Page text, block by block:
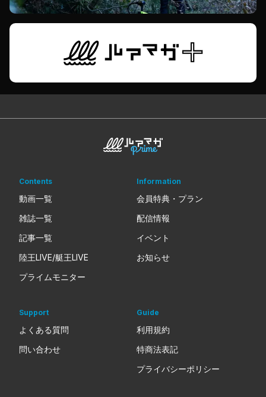
Contents
動画一覧
雑誌一覧
記事一覧
陸王LIVE/艇王LIVE
プライムモニター
Information
会員特典・プラン
配信情報
イベント
お知らせ
Support
よくある質問
問い合わせ
Guide
利用規約
特商法表記
プライバシーポリシー